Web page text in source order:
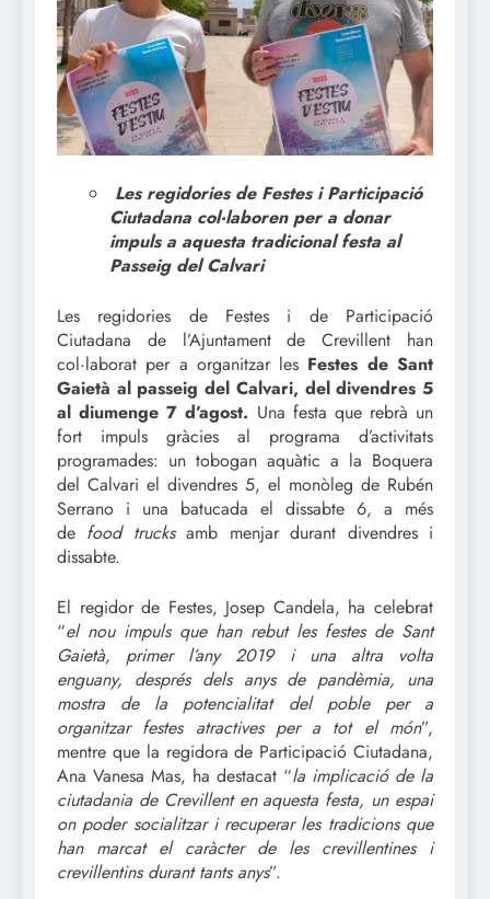
Les regidories de Festes i Participació
Ciutadana col·laboren per a donar
impuls a aquesta tradicional festa al
Passeig del Calvari
Les regidories de Festes i de Participació
Ciutadana de l’Ajuntament de Crevillent han
col·laborat per a organitzar les Festes de Sant
Gaietà al passeig del Calvari, del divendres 5
al diumenge 7 d’agost. Una festa que rebrà un
fort impuls gràcies al programa d’activitats
programades: un tobogan aquàtic a la Boquera
del Calvari el divendres 5, el monòleg de Rubén
Serrano i una batucada el dissabte 6, a més
de food trucksamb menjar durant divendres i
dissabte.
El regidor de Festes, Josep Candela, ha celebrat
“el nou impuls que han rebut les festes de Sant
Gaietà, primer l’any 2019 i una altra volta
enguany, després dels anys de pandèmia, una
mostra de la potencialitat del poble per a
organitzar festes atractives per a tot el món”,
mentre que la regidora de Participació Ciutadana,
Ana Vanesa Mas, ha destacat “la implicació de la
ciutadania de Crevillent en aquesta festa, un espai
on poder socialitzar i recuperar les tradicions que
han marcat el caràcter de les crevillentines i
crevillentins durant tants anys”.